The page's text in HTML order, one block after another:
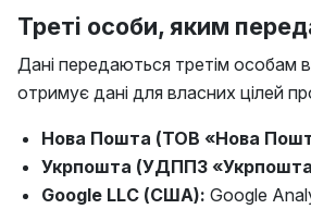
Треті особи, яким
Дані передаються третім особам
отримує дані для власних цілей
Нова Пошта (ТОВ «Нова
Укрпошта (УДППЗ
Google LLC (США): Google